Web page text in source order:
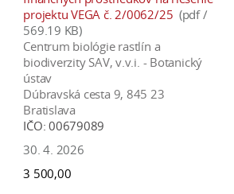
projektu VEGA č. 2/0062/25 (pdf /
569.19 KB)
Centrum biológie rastlín a
biodiverzity SAV, v.v.i. - Botanický
ústav
Dúbravská cesta 9, 845 23
Bratislava
IČO: 00679089
30. 4. 2026
3 500,00